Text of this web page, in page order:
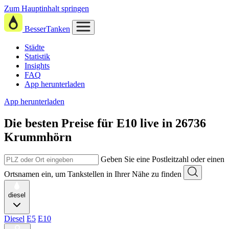
Zum Hauptinhalt springen
BesserTanken
Städte
Statistik
Insights
FAQ
App herunterladen
App herunterladen
Die besten Preise für E10 live in 26736
Krummhörn
Geben Sie eine Postleitzahl oder einen
Ortsnamen ein, um Tankstellen in Ihrer Nähe zu finden
diesel
Diesel E5 E10